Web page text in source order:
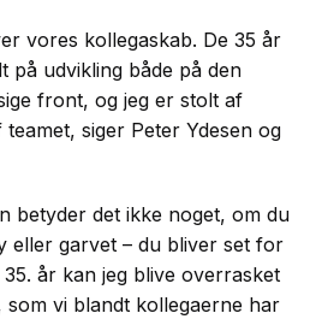
vores kollegaskab. De 35 år
på udvikling både på den
front, og jeg er stolt af
siger Peter Ydesen og
betyder det ikke noget, om du
eller garvet – du bliver set for
år kan jeg blive overrasket
vi blandt kollegaerne har